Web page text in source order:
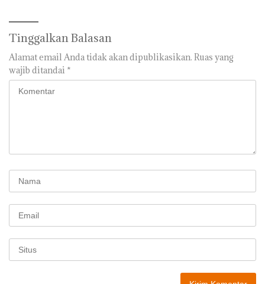
Tinggalkan Balasan
Alamat email Anda tidak akan dipublikasikan. Ruas yang
wajib ditandai *